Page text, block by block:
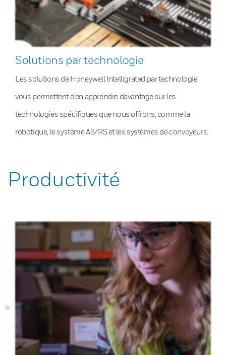
Solutions par technologie
Les solutions de Honeywell Intelligrated par technologie
vous permettent d’en apprendre davantage sur les
technologies spécifiques que nous offrons, comme la
robotique, le système AS/RS et les systèmes de convoyeurs.
Productivité